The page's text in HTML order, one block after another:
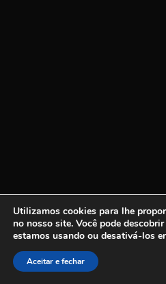
Utilizamos cookies para lhe
no nosso site. Você pode
estamos usando ou desativá-los
Aceitar e fechar